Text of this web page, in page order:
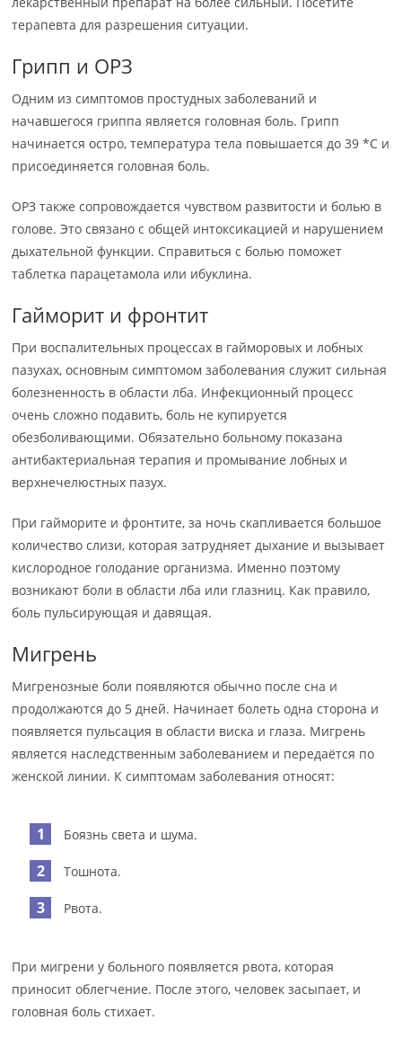
терапевта для разрешения ситуации.
Грипп и ОРЗ
Одним из симптомов простудных заболеваний и
начавшегося гриппа является головная боль. Грипп
начинается остро, температура тела повышается до 39 *C и
присоединяется головная боль.
ОРЗ также сопровождается чувством развитости и болью в
голове. Это связано с общей интоксикацией и нарушением
дыхательной функции. Справиться с болью поможет
таблетка парацетамола или ибуклина.
Гайморит и фронтит
При воспалительных процессах в гайморовых и лобных
пазухах, основным симптомом заболевания служит сильная
болезненность в области лба. Инфекционный процесс
очень сложно подавить, боль не купируется
обезболивающими. Обязательно больному показана
антибактериальная терапия и промывание лобных и
верхнечелюстных пазух.
При гайморите и фронтите, за ночь скапливается большое
количество слизи, которая затрудняет дыхание и вызывает
кислородное голодание организма. Именно поэтому
возникают боли в области лба или глазниц. Как правило,
боль пульсирующая и давящая.
Мигрень
Мигренозные боли появляются обычно после сна и
продолжаются до 5 дней. Начинает болеть одна сторона и
появляется пульсация в области виска и глаза. Мигрень
является наследственным заболеванием и передаётся по
женской линии. К симптомам заболевания относят:
Боязнь света и шума.
Тошнота.
Рвота.
При мигрени у больного появляется рвота, которая
приносит облегчение. После этого, человек засыпает, и
головная боль стихает.